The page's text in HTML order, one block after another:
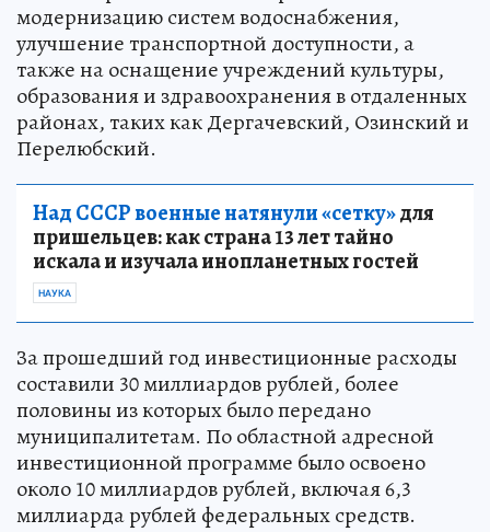
модернизацию систем водоснабжения,
улучшение транспортной доступности, а
также на оснащение учреждений культуры,
образования и здравоохранения в отдаленных
районах, таких как Дергачевский, Озинский и
Перелюбский.
Над СССР военные натянули «сетку»для
пришельцев: как страна 13 лет тайно
искала и изучала инопланетных гостей
НАУКА
За прошедший год инвестиционные расходы
составили 30 миллиардов рублей, более
половины из которых было передано
муниципалитетам. По областной адресной
инвестиционной программе было освоено
около 10 миллиардов рублей, включая 6,3
миллиарда рублей федеральных средств.